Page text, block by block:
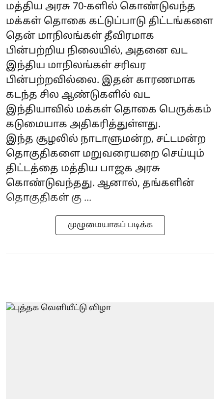
மத்திய அரசு 70-களில் கொண்டுவந்த
மக்கள் தொகை கட்டுப்பாடு திட்டங்களை
தென் மாநிலங்கள் தீவிரமாக
பின்பற்றிய நிலையில், அதனை வட
இந்திய மாநிலங்கள் சரிவர
பின்பற்றவில்லை. இதன் காரணமாக
கடந்த சில ஆண்டுகளில் வட
இந்தியாவில் மக்கள் தொகை பெருக்கம்
கடுமையாக அதிகரித்துள்ளது.
இந்த சூழலில் நாடாளுமன்ற, சட்டமன்ற
தொகுதிகளை மறுவரையறை செய்யும்
திட்டத்தை மத்திய பாஜக அரசு
கொண்டுவந்தது. ஆனால், தங்களின்
தொகுதிகள் கு ...
முழுமையாகப் படிக்க